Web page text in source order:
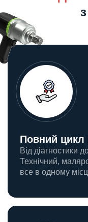
Повний цикл
Від діагностики
Технічний,
все в одному